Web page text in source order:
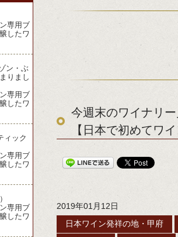
今週末のワイナリ
【日本で初めてワ
2019年01月12日
日本ワイン発祥の地・甲府
専用ブ
したワ
ン・ぶ
りまし
専用ブ
したワ
ィック
専用ブ
したワ
専用ブ
したワ